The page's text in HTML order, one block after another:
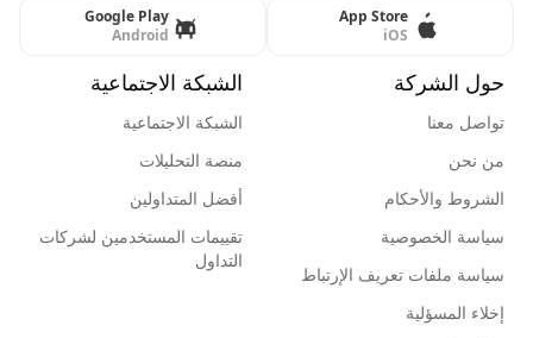
App Store
iOS
Google Play
Android
حول الشركة
تواصل معنا
من نحن
الشروط والأحكام
سياسة الخصوصية
سياسة ملفات تعريف الإرتباط
إخلاء المسؤلية
الشبكة الاجتماعية
الشبكة الاجتماعية
منصة التحليلات
أفضل المتداولين
تقييمات المستخدمين لشركات
التداول